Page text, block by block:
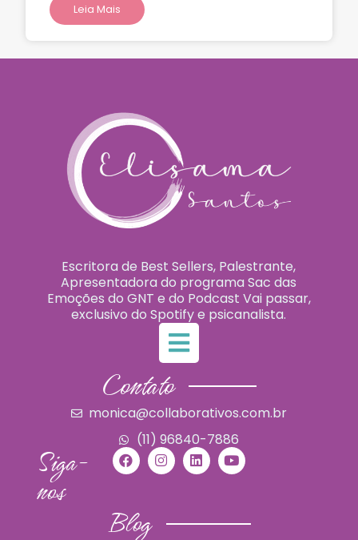
Leia Mais
Escritora de Best Sellers, Palestrante,
Apresentadora do programa Sac das
Emoções do GNT e do Podcast Vai passar,
exclusivo do Spotify e psicanalista.
Contato
monica@collaborativos.com.br
(11) 96840-7886
Siga-
nos
Blog